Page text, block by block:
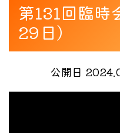
第131回臨時
29日）
公開日